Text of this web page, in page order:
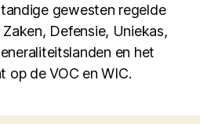
gewesten regelde
Defensie, Uniekas,
en het
op de VOC en WIC.